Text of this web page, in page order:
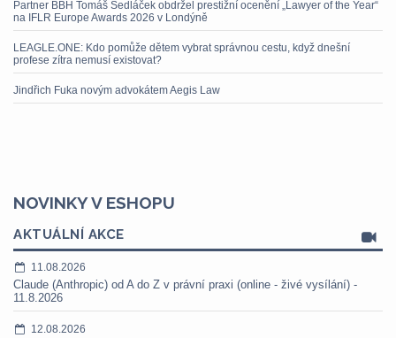
Partner BBH Tomáš Sedláček obdržel prestižní ocenění „Lawyer of the Year“
na IFLR Europe Awards 2026 v Londýně
LEAGLE.ONE: Kdo pomůže dětem vybrat správnou cestu, když dnešní
profese zítra nemusí existovat?
Jindřich Fuka novým advokátem Aegis Law
NOVINKY V ESHOPU
AKTUÁLNÍ AKCE
11.08.2026
Claude (Anthropic) od A do Z v právní praxi (online - živé vysílání) -
11.8.2026
12.08.2026